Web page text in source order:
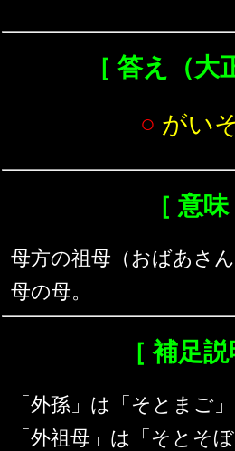
［ 答え（大
○ がい
［ 意味
母方の祖母（おばあさん
母の母。
［ 補足説
「外孫」は「そとまご
「外祖母」は「そとそ